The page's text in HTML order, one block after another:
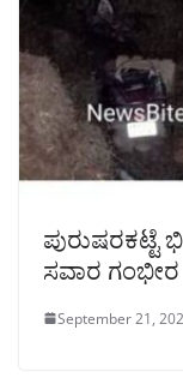
ಪುರುಷರಕಟ್ಟೆ
ಸವಾರ ಗಂಭೀರ
September 21,